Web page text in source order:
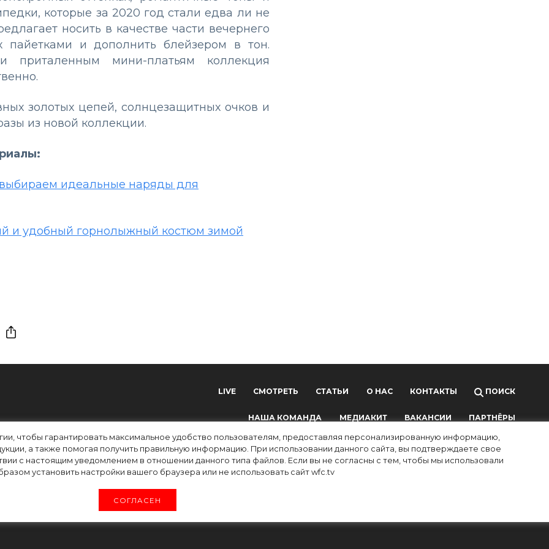
чтобы гарантировать максимальное удобство пользователям, предоставляя персонализированную информацию,
а также помогая получить правильную информацию. При использовании данного сайта, вы подтверждаете свое
с настоящим уведомлением в отношении данного типа файлов. Если вы не согласны с тем, чтобы мы использовали
установить настройки вашего браузера или не использовать сайт wfc.tv
СОГЛАСЕН
которые за 2020 год стали едва ли не
носить в качестве части вечернего
пайетками и дополнить блейзером в тон.
приталенным мини-платьям коллекция
золотых цепей, солнцезащитных очков и
из новой коллекции.
выбираем идеальные наряды для
и удобный горнолыжный костюм зимой
LIVE СМОТРЕТЬ СТАТЬИ О НАС КОНТАКТЫ ПОИСК
НАША КОМАНДА МЕДИАКИТ ВАКАНСИИ ПАРТНЁРЫ
Федеральной службой по надзору в сфере связи, информационных технологий и массовых коммуникаций (Роскомнадзор),
77-83223 от 12 мая 2022 г. Главный редактор Григорьев В.О. Адрес электронной почты редакции:
на любые материалы, опубликованные на сайте, защищены в соответствии с российским и международным законодательством об интеллектуальной